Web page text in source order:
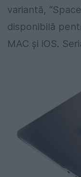
variantă,
disponibilă
MAC şi iOS.